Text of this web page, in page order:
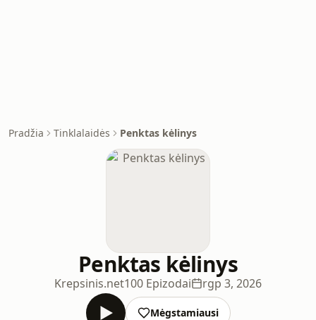
Pradžia Tinklalaidės Penktas kėlinys
Penktas kėlinys
Krepsinis.net100 Epizodai rgp 3, 2026
Mėgstamiausi